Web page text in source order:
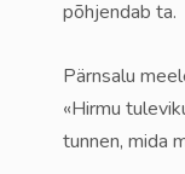
põhjendab ta.
Pärnsalu
«Hirmu
tunnen, mida